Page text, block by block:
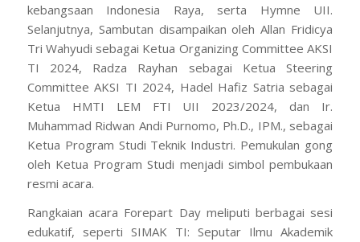
kebangsaan Indonesia Raya, serta Hymne UII.
Selanjutnya, Sambutan disampaikan oleh Allan Fridicya
Tri Wahyudi sebagai Ketua Organizing Committee AKSI
TI 2024, Radza Rayhan sebagai KetuaSteering
Committee AKSI TI 2024, Hadel Hafiz Satria sebagai
Ketua HMTI LEM FTI UII 2023/2024, dan Ir.
Muhammad Ridwan Andi Purnomo, Ph.D., IPM., sebagai
Ketua Program Studi Teknik Industri. Pemukulan gong
oleh Ketua Program Studi menjadi simbol pembukaan
resmi acara.
Rangkaian acara Forepart Daymeliputi berbagai sesi
edukatif, seperti SIMAK TI: Seputar Ilmu Akademik